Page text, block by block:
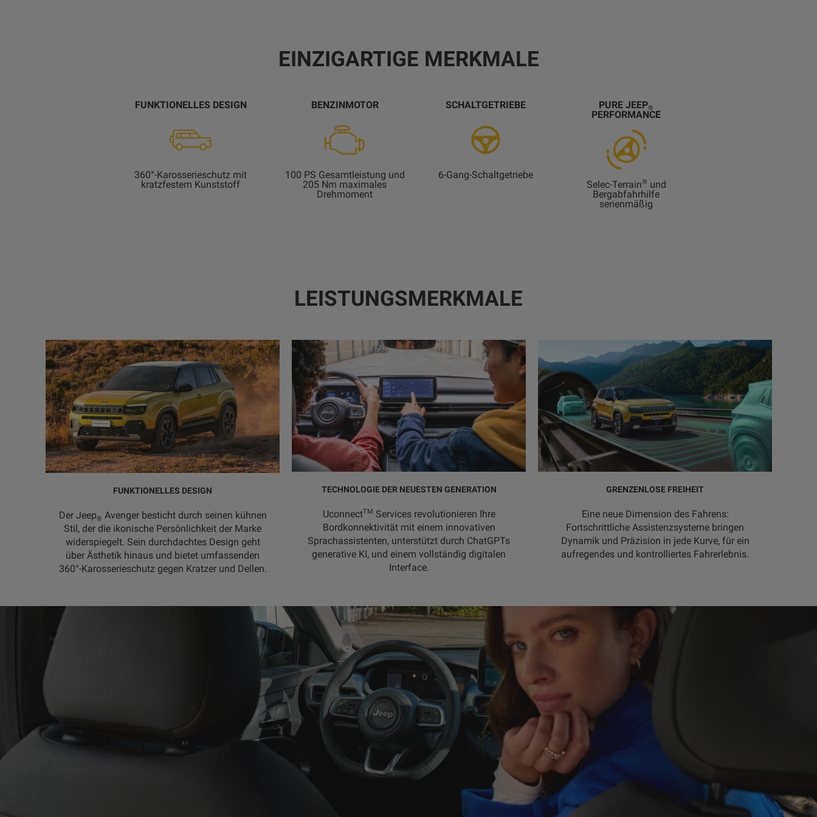
EINZIGARTIGE MERKMALE
FUNKTIONELLES DESIGN
360°-Karosserieschutz mit
kratzfestem Kunststoff
BENZINMOTOR
100 PS Gesamtleistung und
205 Nm maximales
Drehmoment
SCHALTGETRIEBE
6-Gang-Schaltgetriebe
PURE JEEP®
PERFORMANCE
Selec-Terrain® und
Bergabfahrhilfe
serienmäßig
LEISTUNGSMERKMALE
FUNKTIONELLES DESIGN
Der Jeep® Avenger besticht durch seinen kühnen
Stil, der die ikonische Persönlichkeit der Marke
widerspiegelt. Sein durchdachtes Design geht
über Ästhetik hinaus und bietet umfassenden
360°-Karosserieschutz gegen Kratzer und Dellen.
TECHNOLOGIE DER NEUESTEN GENERATION
UconnectTM Services revolutionieren Ihre
Bordkonnektivität mit einem innovativen
Sprachassistenten, unterstützt durch ChatGPTs
generative KI, und einem vollständig digitalen
Interface.
GRENZENLOSE FREIHEIT
Eine neue Dimension des Fahrens:
Fortschrittliche Assistenzsysteme bringen
Dynamik und Präzision in jede Kurve, für ein
aufregendes und kontrolliertes Fahrerlebnis.